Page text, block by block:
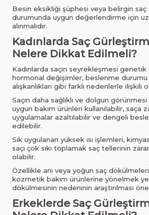
Besin eksikliği şüphesi veya belirgin saç
durumunda uygun değerlendirme için
alınmalıdır.
Kadınlarda Saç
Nelere Dikkat Edilmeli?
Kadınlarda saçın seyrekleşmesi
hormonal değişimler, beslenme durumu
alışkanlıkları gibi farklı nedenlerle ilişkili
Saçın daha sağlıklı ve dolgun
uygun bakım ürünleri kullanılabilir, saça
uygulamalar azaltılabilir ve dengeli
edilebilir.
Sık uygulanan yüksek ısı işlemleri,
saçı çok sıkı toplamak saç tellerinin
olabilir.
Özellikle ani veya yoğun saç
kozmetik bakım ürünlerine yönelmek
dökülmesinin nedeninin araştırılması
Erkeklerde Saç